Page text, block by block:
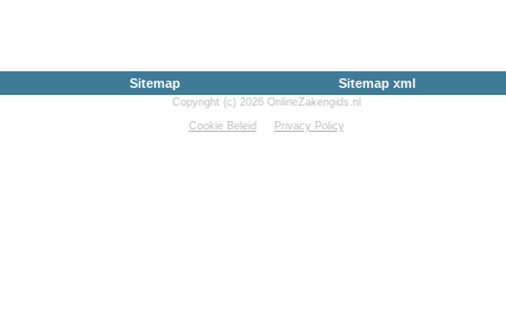
Sitemap Sitemap xml
Copyright (c) 2026 OnlineZakengids.nl
Cookie Beleid
Privacy Policy